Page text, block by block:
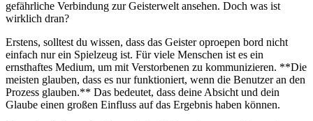
gefährliche Verbindung zur Geisterwelt ansehen. Doch was ist
wirklich dran?
Erstens, solltest du wissen, dass das Geister oproepen bord nicht
einfach nur ein Spielzeug ist. Für viele Menschen ist es ein
ernsthaftes Medium, um mit Verstorbenen zu kommunizieren. **Die
meisten glauben, dass es nur funktioniert, wenn die Benutzer an den
Prozess glauben.** Das bedeutet, dass deine Absicht und dein
Glaube einen großen Einfluss auf das Ergebnis haben können.